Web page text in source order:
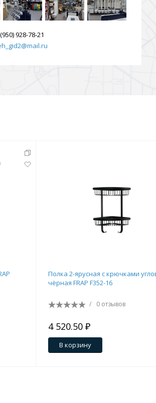
928-78-21
Полка 2-ярусная с крючками
чёрная FRAP F352-16
/ 0 отзывов
4 520.50 ₽
В корзину